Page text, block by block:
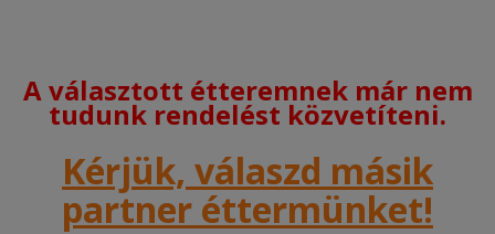
A választott étteremnek már nem
tudunk rendelést közvetíteni.
Kérjük, válaszd másik
partner éttermünket!